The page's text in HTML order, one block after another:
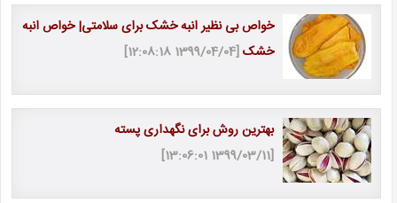
خواص بی نظیر انبه خشک برای سلامتی| خواص انبه
خشک[1399/04/04 12:08:18]
بهترین روش برای نگهداری پسته
[1399/03/11 13:06:01]